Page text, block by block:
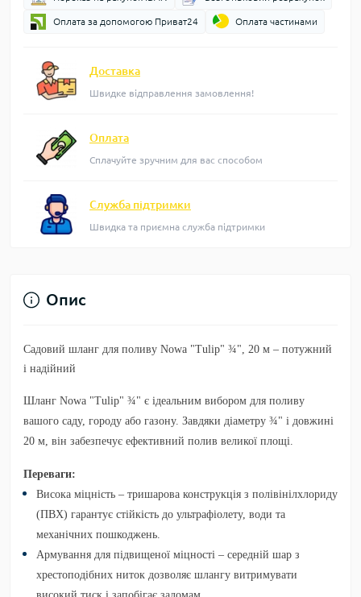
Оплата за допомогою Приват24 Оплата частинами
Доставка
Швидке відправлення замовлення!
Оплата
Сплачуйте зручним для вас способом
Служба підтримки
Швидка та приємна служба підтримки
Опис
Садовий шланг для поливу Nowa "Tulip" ¾", 20 м – потужний
і надійний
Шланг Nowa "Tulip" ¾" є ідеальним вибором для поливу
вашого саду, городу або газону. Завдяки діаметру ¾" і довжині
20 м, він забезпечує ефективний полив великої площі.
Переваги:
Висока міцність – тришарова конструкція з полівінілхлориду
(ПВХ) гарантує стійкість до ультрафіолету, води та
механічних пошкоджень.
Армування для підвищеної міцності – середній шар з
хрестоподібних ниток дозволяє шлангу витримувати